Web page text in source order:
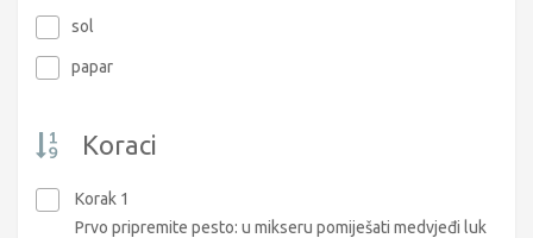
sol
papar
Koraci
Korak 1
Prvo pripremite pesto: u mikseru pomiješati medvjeđi luk